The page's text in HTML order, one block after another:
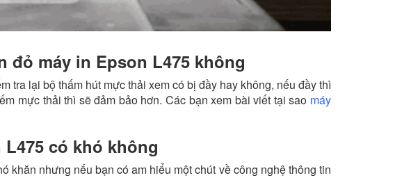
đỏ máy in Epson L475 không
tra lại bộ thấm hút mực thải xem có bị đầy hay không, nếu đầy thì
mực thải thì sẽ đảm bảo hơn. Các bạn xem bài viết tại sao máy
có khó không
khăn nhưng nếu bạn có am hiểu một chút về công nghệ thông tin